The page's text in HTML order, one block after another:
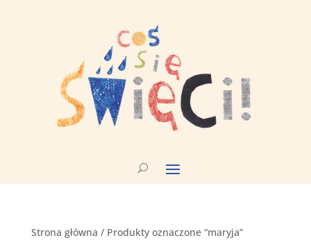
Strona główna / Produkty oznaczone “maryja”